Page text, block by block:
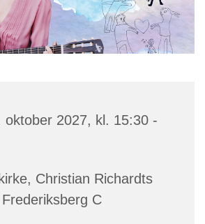
oktober 2027, kl. 15:30 -
Christian Richardts
C